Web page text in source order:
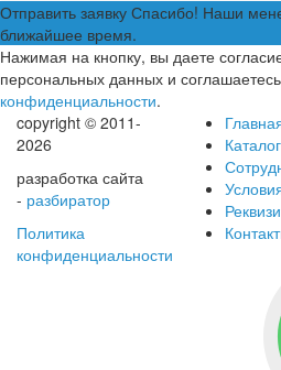
Отправить заявку Спасибо! Наши
ближайшее время.
Нажимая на кнопку, вы даете
персональных данных и
конфиденциальности.
copyright © 2011-
2026
разработка сайта
- разбиратор
Политика
конфиденциальности
Каталог